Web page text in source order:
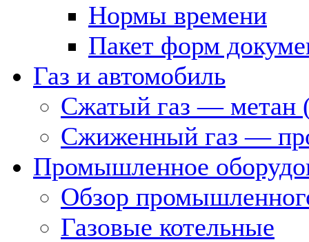
Нормы времени
Пакет форм
Газ и автомобиль
Сжатый газ — метан
Сжиженный газ —
Промышленное
Обзор
Газовые котельные